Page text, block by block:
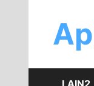
content
LAIN2